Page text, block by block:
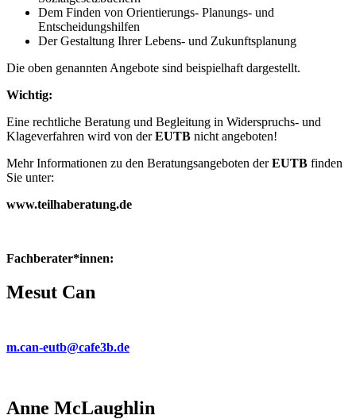
Dem Finden von Orientierungs- Planungs- und
Entscheidungshilfen
Der Gestaltung Ihrer Lebens- und Zukunftsplanung
Die oben genannten Angebote sind beispielhaft dargestellt.
Wichtig:
Eine rechtliche Beratung und Begleitung in Widerspruchs- und
Klageverfahren wird von derEUTB nicht angeboten!
Mehr Informationen zu den Beratungsangeboten derEUTB finden
Sie unter:
www.teilhaberatung.de
Fachberater*innen:
Mesut Can
m.can-eutb@cafe3b.de
Anne McLaughlin